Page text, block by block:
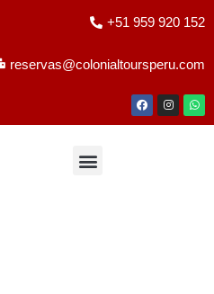
+51 959 920 152
reservas@colonialtoursperu.com